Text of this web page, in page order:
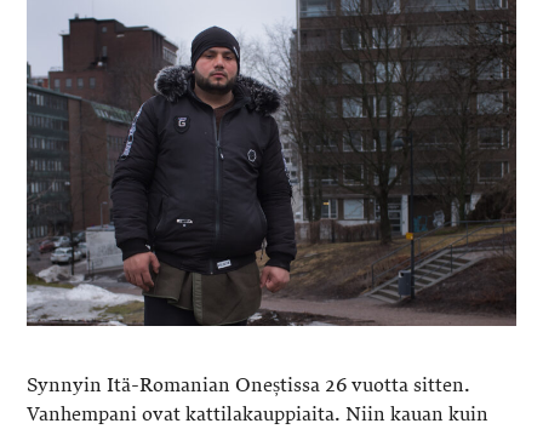
Synnyin Itä-Romanian Oneștissa 26 vuotta sitten.
Vanhempani ovat kattilakauppiaita. Niin kauan kuin